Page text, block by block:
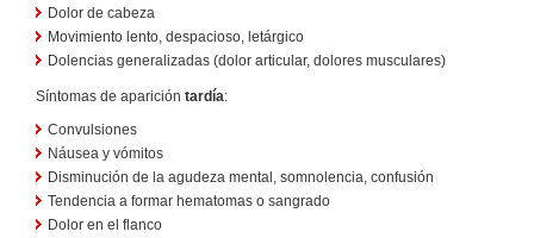
Dolor de cabeza
Movimiento lento, despacioso, letárgico
Dolencias generalizadas (dolor articular, dolores musculares)
Síntomas de aparición tardía:
Convulsiones
Náusea y vómitos
Disminución de la agudeza mental, somnolencia, confusión
Tendencia a formar hematomas o sangrado
Dolor en el flanco